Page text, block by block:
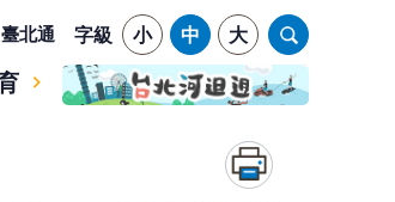
臺北通 字級 小 中 大